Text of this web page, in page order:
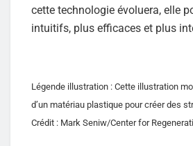
cette technologie évoluera, elle
intuitifs, plus efficaces et plus
Légende illustration : Cette illustration
d’un matériau plastique pour créer des
Crédit : Mark Seniw/Center for